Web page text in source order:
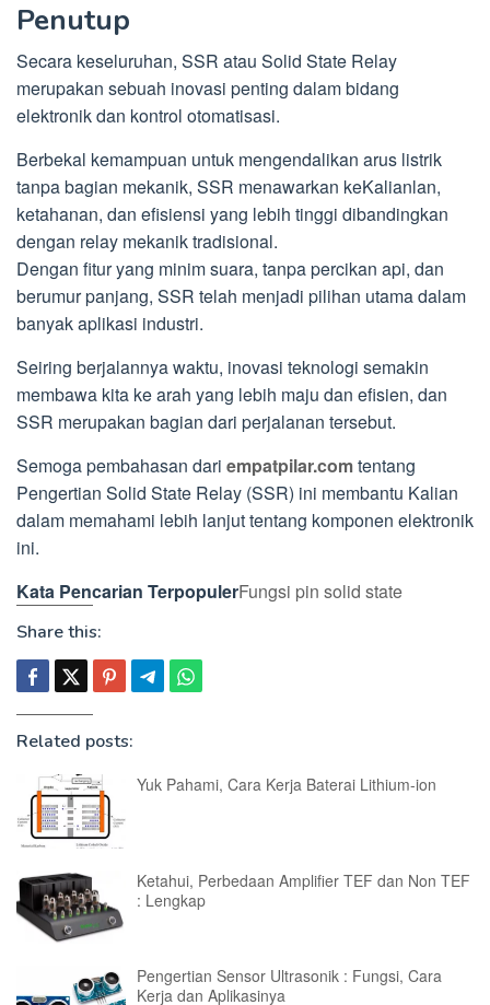
Penutup
Secara keseluruhan, SSR atau Solid State Relay
merupakan sebuah inovasi penting dalam bidang
elektronik dan kontrol otomatisasi.
Berbekal kemampuan untuk mengendalikan arus listrik
tanpa bagian mekanik, SSR menawarkan keKalianlan,
ketahanan, dan efisiensi yang lebih tinggi dibandingkan
dengan relay mekanik tradisional.
Dengan fitur yang minim suara, tanpa percikan api, dan
berumur panjang, SSR telah menjadi pilihan utama dalam
banyak aplikasi industri.
Seiring berjalannya waktu, inovasi teknologi semakin
membawa kita ke arah yang lebih maju dan efisien, dan
SSR merupakan bagian dari perjalanan tersebut.
Semoga pembahasan dari empatpilar.comtentang
Pengertian Solid State Relay (SSR) ini membantu Kalian
dalam memahami lebih lanjut tentang komponen elektronik
ini.
Kata Pencarian TerpopulerFungsi pin solid state
Share this:
Related posts:
Yuk Pahami, Cara Kerja Baterai Lithium-ion
Ketahui, Perbedaan Amplifier TEF dan Non TEF
: Lengkap
Pengertian Sensor Ultrasonik : Fungsi, Cara
Kerja dan Aplikasinya